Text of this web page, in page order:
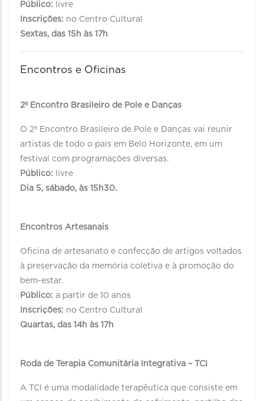
Público: livre
Inscrições: no Centro Cultural
Sextas, das 15h às 17h
Encontros e Oficinas
2º Encontro Brasileiro de Pole e Danças
O 2º Encontro Brasileiro de Pole e Danças vai reunir
artistas de todo o país em Belo Horizonte, em um
festival com programações diversas.
Público: livre
Dia 5, sábado, às 15h30.
Encontros Artesanais
Oficina de artesanato e confecção de artigos voltados
à preservação da memória coletiva e à promoção do
bem-estar.
Público: a partir de 10 anos
Inscrições: no Centro Cultural
Quartas, das 14h às 17h
Roda de Terapia Comunitária Integrativa – TCI
A TCI é uma modalidade terapêutica que consiste em